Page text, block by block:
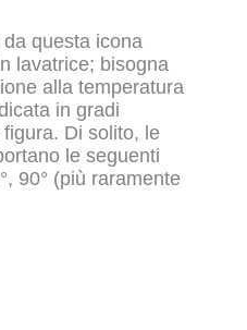
questa icona
lavatrice; bisogna
alla temperatura
in gradi
Di solito, le
le seguenti
90° (più raramente